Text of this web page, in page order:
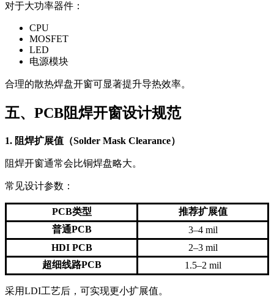
对于大功率器件：
CPU
MOSFET
LED
电源模块
合理的散热焊盘开窗可显著提升导热效率。
五、PCB阻焊开窗设计规范
1. 阻焊扩展值（Solder Mask Clearance）
阻焊开窗通常会比铜焊盘略大。
常见设计参数：
PCB类型
推荐扩展值
普通PCB
3–4 mil
HDI PCB
2–3 mil
超细线路PCB
1.5–2 mil
采用LDI工艺后，可实现更小扩展值。